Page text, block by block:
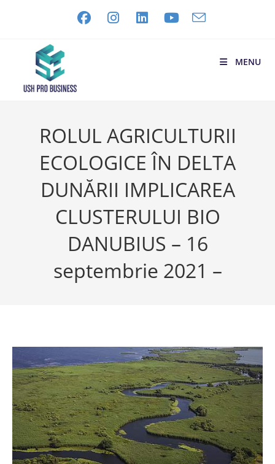
MENU
ROLUL AGRICULTURII
ECOLOGICE ÎN DELTA
DUNĂRII IMPLICAREA
CLUSTERULUI BIO
DANUBIUS – 16
septembrie 2021 –